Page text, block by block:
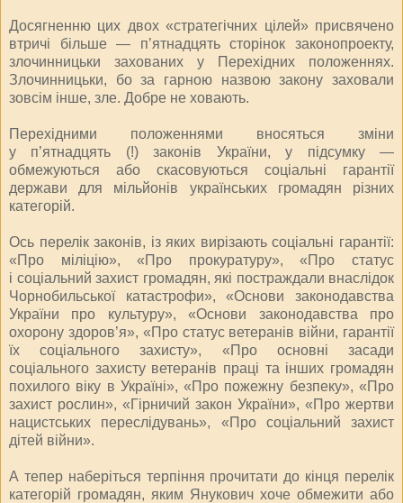
Досягненню цих двох «стратегічних цілей» присвячено
втричі більше — п’ятнадцять сторінок законопроекту,
злочинницьки захованих у Перехідних положеннях.
Злочинницьки, бо за гарною назвою закону заховали
зовсім інше, зле. Добре не ховають.
Перехідними положеннями вносяться зміни
у п’ятнадцять (!) законів України, у підсумку —
обмежуються або скасовуються соціальні гарантії
держави для мільйонів українських громадян різних
категорій.
Ось перелік законів, із яких вирізають соціальні гарантії:
«Про міліцію», «Про прокуратуру», «Про статус
і соціальний захист громадян, які постраждали внаслідок
Чорнобильської катастрофи», «Основи законодавства
України про культуру», «Основи законодавства про
охорону здоров’я», «Про статус ветеранів війни, гарантії
їх соціального захисту», «Про основні засади
соціального захисту ветеранів праці та інших громадян
похилого віку в Україні», «Про пожежну безпеку», «Про
захист рослин», «Гірничий закон України», «Про жертви
нацистських переслідувань», «Про соціальний захист
дітей війни».
А тепер наберіться терпіння прочитати до кінця перелік
категорій громадян, яким Янукович хоче обмежити або